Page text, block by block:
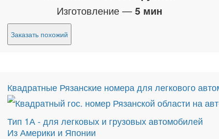
Изготовление — 5 мин
Заказать похожий
Квадратные Рязанские номера для легкового
Тип 1А - для легковых и грузовых автомобилей
Из Америки и Японии